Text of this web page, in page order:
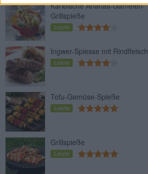
Karibische Ananas-Garnelen-
Grillspieße
Leicht
Ingwer-Spiesse mit Rindfleisch
Leicht
Tofu-Gemüse-Spieße
Leicht
Grillspieße
Leicht